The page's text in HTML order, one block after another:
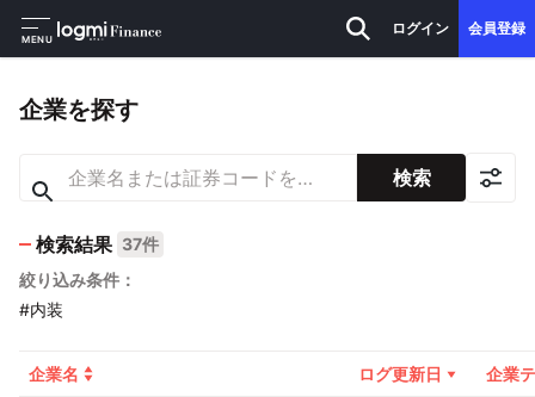
MENU
ログイン 会員登録
企業を探す
検索
検索結果 37件
絞り込み条件：
#内装
企業名 ログ更新日 企業